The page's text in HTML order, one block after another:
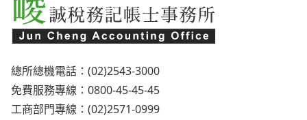
總所總機電話：(02)2543-3000
免費服務專線：0800-45-45-45
工商部門專線：(02)2571-0999